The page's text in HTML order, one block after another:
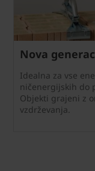
Nova
Idealna za vse
ničenergijskih do
Objekti grajeni z
vzdrževanja.